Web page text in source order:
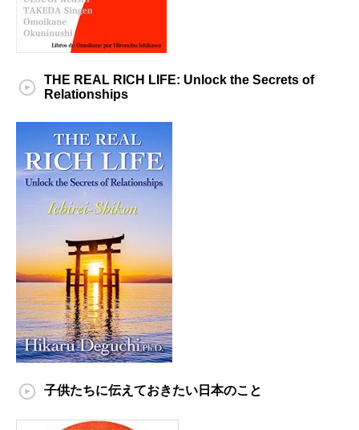
THE REAL RICH LIFE: Unlock the Secrets of
Relationships
子供たちに伝えておきたい日本のこと